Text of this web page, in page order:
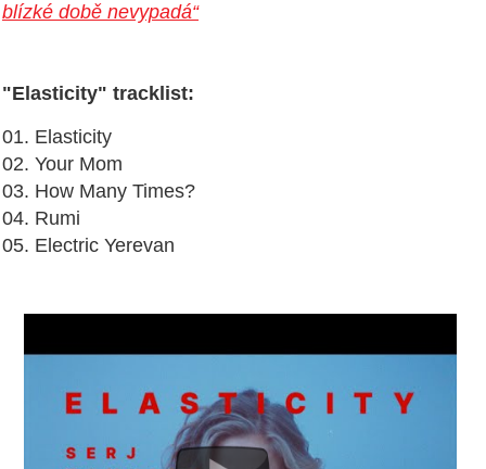
blízké době nevypadá“
"Elasticity" tracklist:
01. Elasticity
02. Your Mom
03. How Many Times?
04. Rumi
05. Electric Yerevan